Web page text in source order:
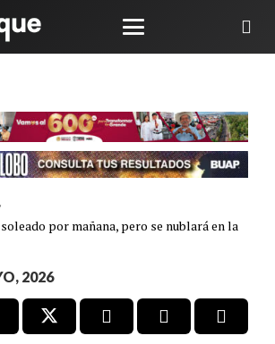
por mañana, pero se nublará en la
2026